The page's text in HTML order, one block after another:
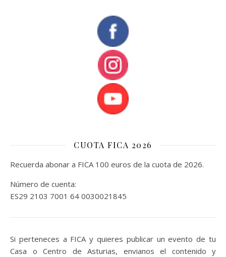
CUOTA FICA 2026
Recuerda abonar a FICA 100 euros de la cuota de 2026.
Número de cuenta:
ES29 2103 7001 64 0030021845
Si perteneces a FICA y quieres publicar un evento de tu
Casa o Centro de Asturias, envianos el contenido y